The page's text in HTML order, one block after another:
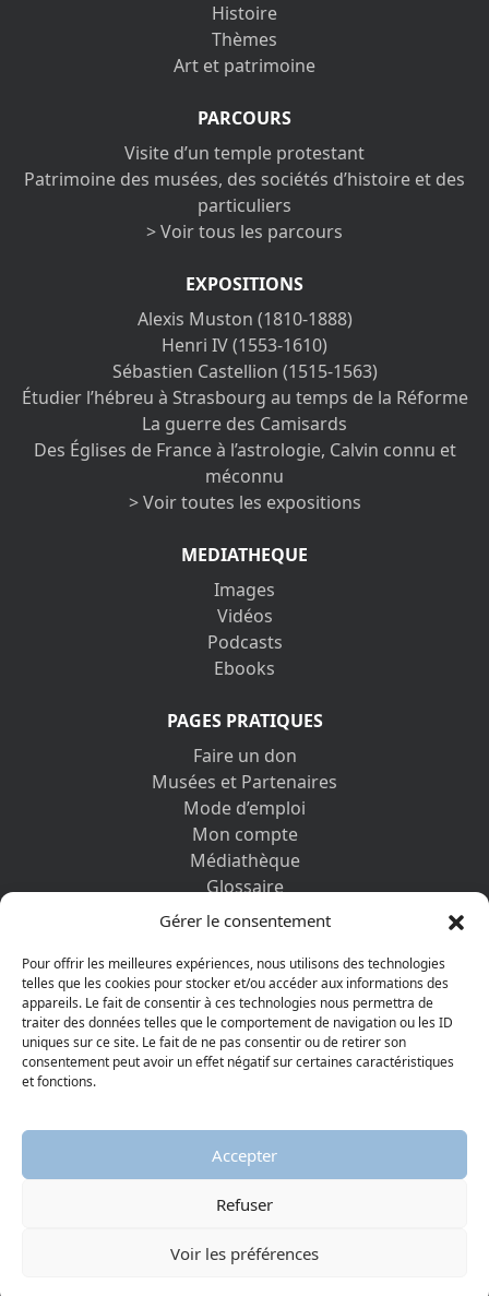
Gérer le consentement
Pour offrir les meilleures expériences, nous utilisons des technologies
telles que les cookies pour stocker et/ou accéder aux informations des
appareils. Le fait de consentir à ces technologies nous permettra de
traiter des données telles que le comportement de navigation ou les ID
uniques sur ce site. Le fait de ne pas consentir ou de retirer son
consentement peut avoir un effet négatif sur certaines caractéristiques
et fonctions.
Accepter
Refuser
Voir les préférences
Histoire
Thèmes
Art et patrimoine
PARCOURS
Visite d’un temple protestant
Patrimoine des musées, des sociétés d’histoire et des
particuliers
> Voir tous les parcours
EXPOSITIONS
Alexis Muston (1810-1888)
Henri IV (1553-1610)
Sébastien Castellion (1515-1563)
Étudier l’hébreu à Strasbourg au temps de la Réforme
La guerre des Camisards
Des Églises de France à l’astrologie, Calvin connu et
méconnu
> Voir toutes les expositions
MEDIATHEQUE
Images
Vidéos
Podcasts
Ebooks
PAGES PRATIQUES
Faire un don
Musées et Partenaires
Mode d’emploi
Mon compte
Médiathèque
Glossaire
Contactez-nous
Vos informations personnelles et cookies
DÉCOUVRIR AUSSI
© 2026 Musée protestant